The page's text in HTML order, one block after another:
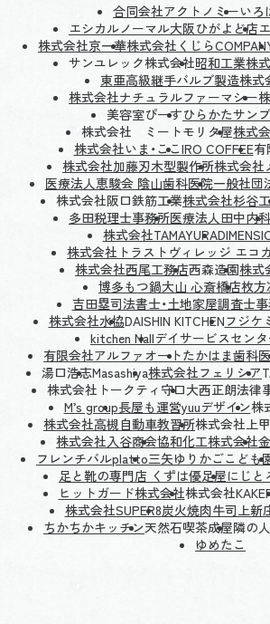
合同会社アクトノミーいろ
エシカルノーマル大阪ひがよど店
株式会社京一華株式会社くじら
サンユレック株式会社昭和工業株
東亜高級継手バルブ製造株式
株式会社ナチュラルファーマシー
美容室ぴーすひらかたサン
株式会社 ミートモリタ屋株式
株式会社いま・ここIRO COFFEE有
株式会社加藤刃木型製作所株式会社
医療法人恵駿会 陰山歯科医院一般社団
株式会社阪口鉄筋工業株式会社杉谷
多田税理士事務所医療法人田中内科
株式会社TAMAYURA
株式会社トラストヴィレッジ エコ
株式会社西尾工務店西森造園株式
博多もつ鍋大山 心斎橋店枚方
吉田塁司法書士・土地家屋調査士
株式会社水協DAISHIN KITCHENフジケ
kitchen Nallデイサービスセンタ
有限会社アルファオートたかはま歯科
湯口浩志Masashiya株式会社フェリシア
株式会社トークティ守口大西正朗法律
M’s group長屋も運営yuuデザイン株
株式会社高槻自動車教習所株式会社上
株式会社入谷商会協和化工株式会社
フレンチバルplatto三矢ゆりかごこども
足と靴の専門店 くずは優足屋にじと
ヒットガード株式会社株式会社
株式会社SUPER8炭火焼肉牛司上新
ちかちかキッチン天然石喫茶成屋隣の
ゆめたこ